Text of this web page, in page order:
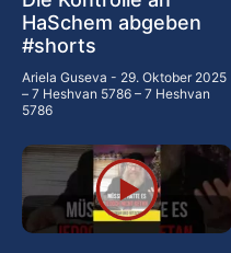
HaSchem abgeben
#shorts
Ariela Guseva
29. Oktober 2025
– 7 Heshvan 5786 – 7 Heshvan
5786